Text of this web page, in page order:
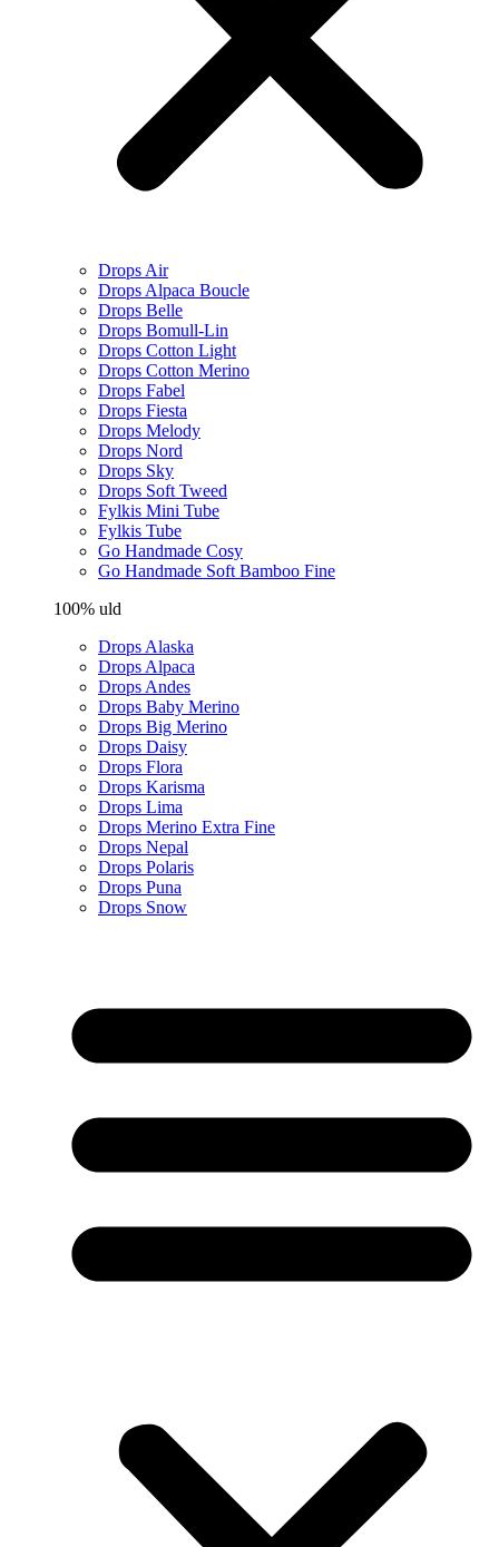
Drops Air
Drops Alpaca Boucle
Drops Belle
Drops Bomull-Lin
Drops Cotton Light
Drops Cotton Merino
Drops Fabel
Drops Fiesta
Drops Melody
Drops Nord
Drops Sky
Drops Soft Tweed
Fylkis Mini Tube
Fylkis Tube
Go Handmade Cosy
Go Handmade Soft Bamboo Fine
100% uld
Drops Alaska
Drops Alpaca
Drops Andes
Drops Baby Merino
Drops Big Merino
Drops Daisy
Drops Flora
Drops Karisma
Drops Lima
Drops Merino Extra Fine
Drops Nepal
Drops Polaris
Drops Puna
Drops Snow